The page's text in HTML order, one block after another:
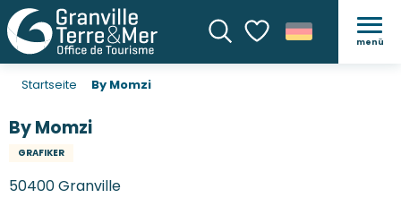
SucheVoir les favoris
menü
Startseite By Momzi
By Momzi
GRAFIKER
50400 Granville